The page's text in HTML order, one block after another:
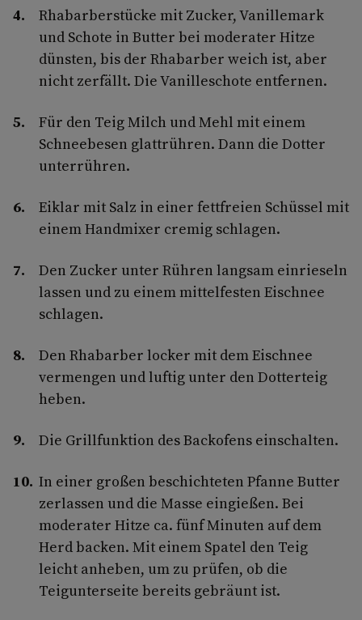
Rhabarberstücke mit Zucker, Vanillemark
und Schote in Butter bei moderater Hitze
dünsten, bis der Rhabarber weich ist, aber
nicht zerfällt. Die Vanilleschote entfernen.
Für den Teig Milch und Mehl mit einem
Schneebesen glattrühren. Dann die Dotter
unterrühren.
Eiklar mit Salz in einer fettfreien Schüssel mit
einem Handmixer cremig schlagen.
Den Zucker unter Rühren langsam einrieseln
lassen und zu einem mittelfesten Eischnee
schlagen.
Den Rhabarber locker mit dem Eischnee
vermengen und luftig unter den Dotterteig
heben.
Die Grillfunktion des Backofens einschalten.
In einer großen beschichteten Pfanne Butter
zerlassen und die Masse eingießen. Bei
moderater Hitze ca. fünf Minuten auf dem
Herd backen. Mit einem Spatel den Teig
leicht anheben, um zu prüfen, ob die
Teigunterseite bereits gebräunt ist.